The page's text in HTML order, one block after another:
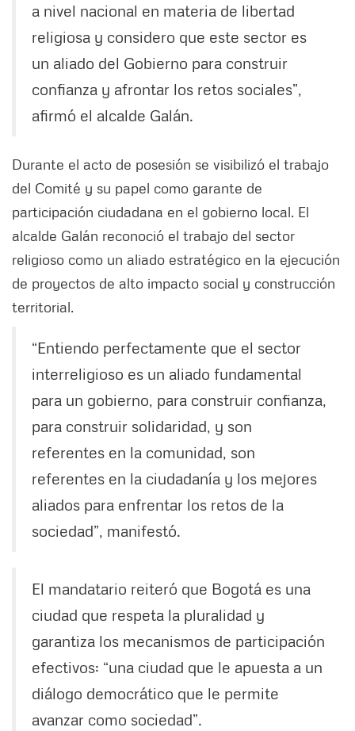
a nivel nacional en materia de libertad
religiosa y considero que este sector es
un aliado del Gobierno para construir
confianza y afrontar los retos sociales”,
afirmó el alcalde Galán.
Durante el acto de posesión se visibilizó el trabajo
del Comité y su papel como garante de
participación ciudadana en el gobierno local. El
alcalde Galán reconoció el trabajo del sector
religioso como un aliado estratégico en la ejecución
de proyectos de alto impacto social y construcción
territorial.
“Entiendo perfectamente que el sector
interreligioso es un aliado fundamental
para un gobierno, para construir confianza,
para construir solidaridad, y son
referentes en la comunidad, son
referentes en la ciudadanía y los mejores
aliados para enfrentar los retos de la
sociedad”, manifestó.
El mandatario reiteró que Bogotá es una
ciudad que respeta la pluralidad y
garantiza los mecanismos de participación
efectivos: “una ciudad que le apuesta a un
diálogo democrático que le permite
avanzar como sociedad”.